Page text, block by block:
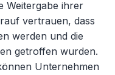
Weitergabe ihrer
vertrauen, dass
werden und die
getroffen wurden.
Unternehmen